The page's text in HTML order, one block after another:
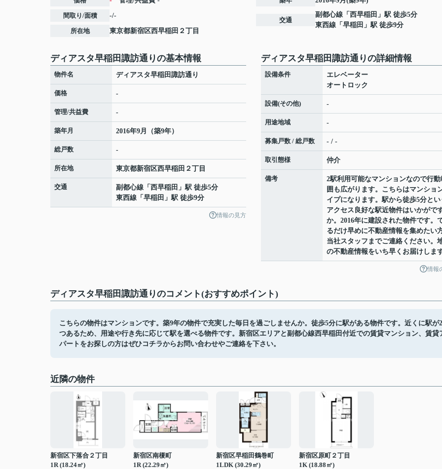
間取り/面積 -/-
所在地 東京都新宿区西早稲田 ２丁目
交通
副都心線 「 西早稲田 」駅 徒歩5分
東西線 「 早稲田 」駅 徒歩9分
ディアスタ早稲田諏訪通りの基本情報
物件名 ディアスタ早稲田諏訪通り
価格 -
管理/共益費 -
築年月 2016年9月（築9年）
総戸数 -
所在地 東京都新宿区西早稲田 ２丁目
交通 副都心線 「 西早稲田 」駅 徒歩5分
東西線 「 早稲田 」駅 徒歩9分
情報の見方
ディアスタ早稲田諏訪通りの詳細情報
設備条件
エレベーター
オートロック
設備(その他) -
用途地域 -
募集戸数 / 総戸数 - / -
取引態様 仲介
備考
2駅利用可能なマンションなので行動
囲も広がります。こちらはマンショ
イプになります。駅から徒歩5分とい
アクセス良好な駅近物件はいかがで
か。2016年に建設された物件です。
るだけ早めに不動産情報を集めたい
当社スタッフまでご連絡ください。
の不動産情報をいち早くお届けします
情報
ディアスタ早稲田諏訪通りのコメント(おすすめポイント)
こちらの物件はマンションです。築9年の物件で充実した毎日を過ごしませんか。徒歩5分に駅がある物件です。近くに駅が2
つあるため、用途や行き先に応じて駅を選べる物件です。新宿区エリアと副都心線西早稲田付近での賃貸マンション、賃貸
パートをお探しの方はぜひコチラからお問い合わせやご連絡を下さい。
近隣の物件
新宿区下落合２丁目
1R (18.24㎡)
新宿区南榎町
1R (22.29㎡)
新宿区早稲田鶴巻町
1LDK (30.29㎡)
新宿区原町２丁目
1K (18.88㎡)